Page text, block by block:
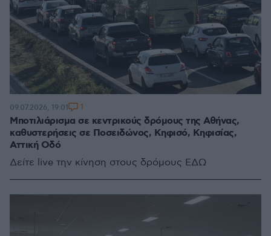
Μποτιλιάρισμα σε κεντρικούς δρόμους της Αθήνας,
καθυστερήσεις σε Ποσειδώνος, Κηφισό, Κηφισίας,
Αττική Οδό
Δείτε live την κίνηση στους δρόμους ΕΔΩ
09.07.2026, 19:01 1